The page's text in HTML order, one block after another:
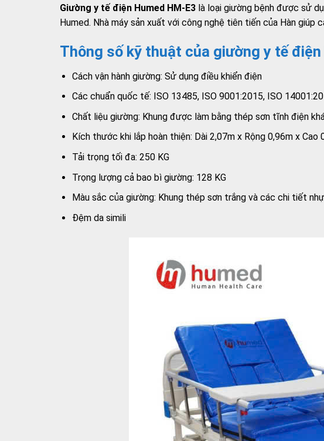
Giường y tế điện Humed HM-E3 là loại giường bệnh được sử
Humed. Nhà máy sản xuất với công nghệ tiên tiến của Hàn giúp
Thông số kỹ thuật của giường y tế
Cách vận hành giường: Sử dụng điều khiển điện
Các chuẩn quốc tế: ISO 13485, ISO 9001:2015, ISO
Chất liệu giường: Khung được làm bằng thép sơn tĩnh điện
Kích thước khi lắp hoàn thiện: Dài 2,07m x Rộng 0,96m x Cao
Tải trọng tối đa: 250 KG
Trọng lượng cả bao bì giường: 128 KG
Màu sắc của giường: Khung thép sơn trắng và các chi tiết
Đệm da simili